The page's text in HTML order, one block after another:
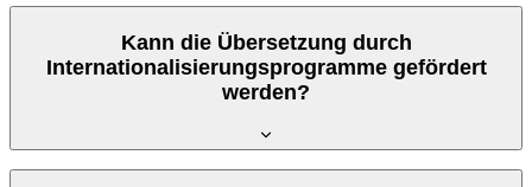
Kann die Übersetzung durch
Internationalisierungsprogramme gefördert
werden?